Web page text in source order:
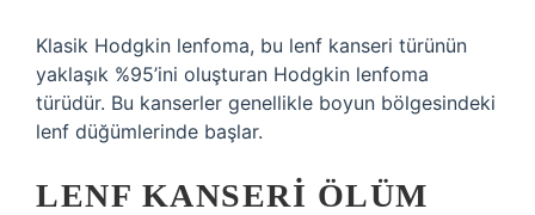
Klasik Hodgkin lenfoma, bu lenf kanseri türünün
yaklaşık %95’ini oluşturan Hodgkin lenfoma
türüdür. Bu kanserler genellikle boyun bölgesindeki
lenf düğümlerinde başlar.
LENF KANSERI ÖLÜM